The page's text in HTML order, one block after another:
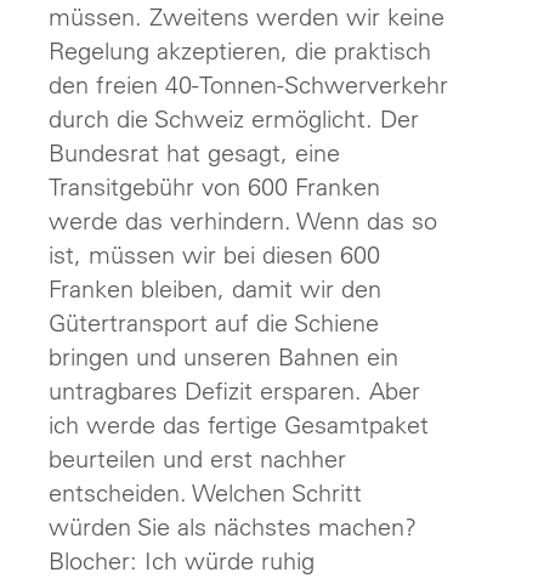
müssen. Zweitens werden wir keine
Regelung akzeptieren, die praktisch
den freien 40-Tonnen-Schwerverkehr
durch die Schweiz ermöglicht. Der
Bundesrat hat gesagt, eine
Transitgebühr von 600 Franken
werde das verhindern. Wenn das so
ist, müssen wir bei diesen 600
Franken bleiben, damit wir den
Gütertransport auf die Schiene
bringen und unseren Bahnen ein
untragbares Defizit ersparen. Aber
ich werde das fertige Gesamtpaket
beurteilen und erst nachher
entscheiden. Welchen Schritt
würden Sie als nächstes machen?
Blocher: Ich würde ruhig